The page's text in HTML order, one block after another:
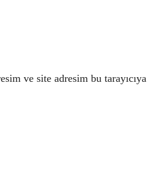
ve site adresim bu tarayıcıya